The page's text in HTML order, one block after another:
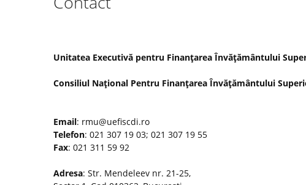
Unitatea Executivă pentru Finanţarea Învăţământului
Consiliul Naţional Pentru Finanţarea Învăţământului
Email: rmu@uefiscdi.ro
Telefon: 021 307 19 03; 021 307 19 55
Fax: 021 311 59 92
Adresa: Str. Mendeleev nr. 21-25,